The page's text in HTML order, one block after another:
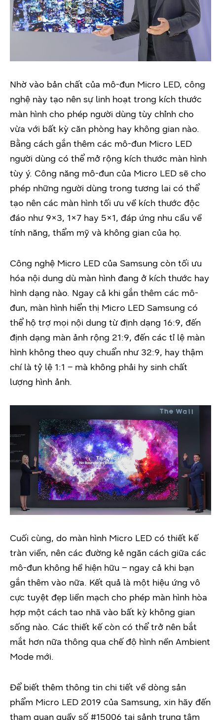
Nhờ vào bản chất của mô-đun Micro LED, công
nghệ này tạo nên sự linh hoạt trong kích thước
màn hình cho phép người dùng tùy chỉnh cho
vừa với bất kỳ căn phòng hay không gian nào.
Bằng cách gắn thêm các mô-đun Micro LED
người dùng có thể mở rộng kích thước màn hình
tùy ý. Công năng mô-đun của Micro LED sẽ cho
phép những người dùng trong tương lai có thể
tạo nên các màn hình tối ưu về kích thước độc
đáo như 9×3, 1×7 hay 5×1, đáp ứng nhu cầu về
tính năng, thẩm mỹ và không gian của họ.
Công nghệ Micro LED của Samsung còn tối ưu
hóa nội dung dù màn hình đang ở kích thước hay
hình dạng nào. Ngay cả khi gắn thêm các mô-
đun, màn hình hiển thị Micro LED Samsung có
thể hộ trợ mọi nội dung từ định dạng 16:9, đến
định dạng màn ảnh rộng 21:9, đến các tỉ lệ màn
hình không theo quy chuẩn như 32:9, hay thậm
chí là tỷ lệ 1:1 – mà không phải hy sinh chất
lượng hình ảnh.
Cuối cùng, do màn hình Micro LED có thiết kế
tràn viền, nên các đường kẻ ngăn cách giữa các
mô-đun không hề hiện hữu – ngay cả khi bạn
gắn thêm vào nữa. Kết quả là một hiệu ứng vô
cực tuyệt đẹp liền mạch cho phép màn hình hòa
hợp một cách tao nhã vào bất kỳ không gian
sống nào. Các thiết kế còn có thể trở nên bắt
mắt hơn nữa thông qua chế độ hình nền Ambient
Mode mới.
Để biết thêm thông tin chi tiết về dòng sản
phẩm Micro LED 2019 của Samsung, xin hãy đến
tham quan quầy số #15006 tại sảnh trung tâm